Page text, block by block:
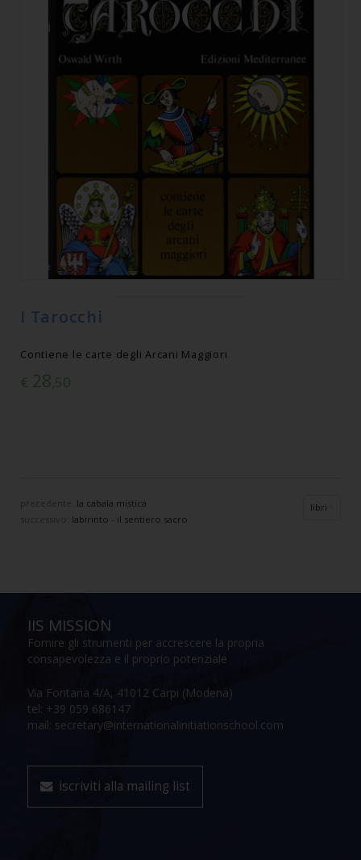
I Tarocchi
Contiene le carte degli Arcani Maggiori
€ 28,50
precedente: la cabala mistica
labirinto - il sentiero sacro
libri
IIS MISSION
Fornire gli strumenti per accrescere la propria
consapevolezza e il proprio potenziale
Via Fontana 4/A, 41012 Carpi (Modena)
tel: +39 059 686147
mail: secretary@internationalinitiationschool.com
iscriviti alla mailing list